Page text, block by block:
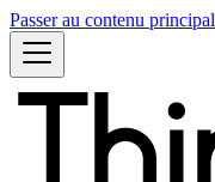
Passer au contenu principal